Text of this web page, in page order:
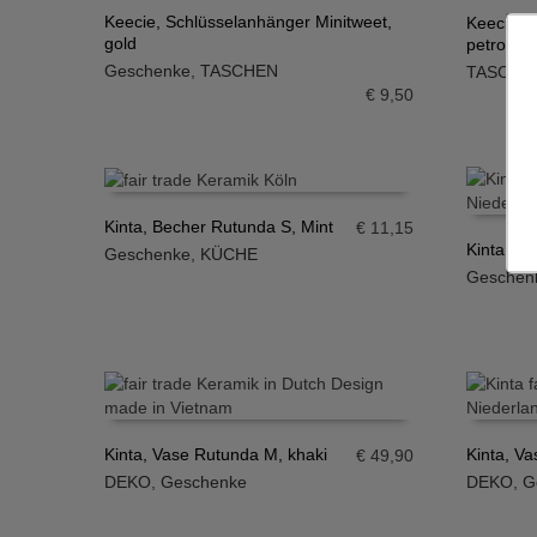
Keecie, Schlüsselanhänger Minitweet,
gold
Geschenke TASCHEN
€9,50
Keecie,
petrol
TASCHEN
IN DEN WARENKORB
Kinta, Becher Rutunda S, Mint
Geschenke, KÜCHE
€11,15
IN DEN
Kinta,
IN DEN WARENKORB
Kinta, Vase Rutunda M, khaki
DEKO Geschenke
€49,90
IN DEN
Kinta,
DEKO ,